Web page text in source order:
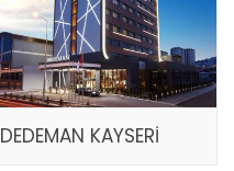
DEDEMAN KAYSERİ